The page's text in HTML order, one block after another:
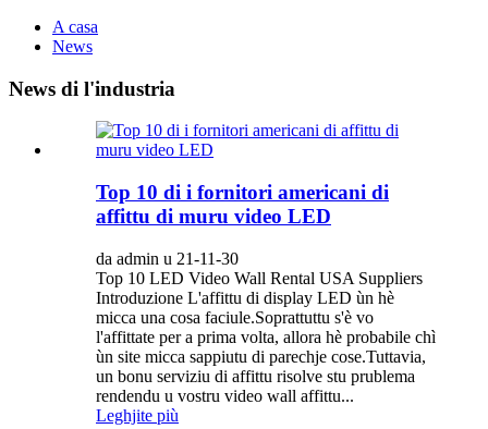
A casa
News
News di l'industria
Top 10 di i fornitori americani di
affittu di muru video LED
da admin u 21-11-30
Top 10 LED Video Wall Rental USA Suppliers
Introduzione L'affittu di display LED ùn hè
micca una cosa faciule.Soprattuttu s'è vo
l'affittate per a prima volta, allora hè probabile chì
ùn site micca sappiutu di parechje cose.Tuttavia,
un bonu serviziu di affittu risolve stu prublema
rendendu u vostru video wall affittu...
Leghjite più